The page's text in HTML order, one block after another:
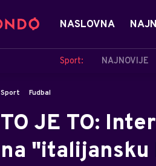
NASLOVNA
Sport: NAJNOVIJE
Sport Fudbal
TO JE TO:
na